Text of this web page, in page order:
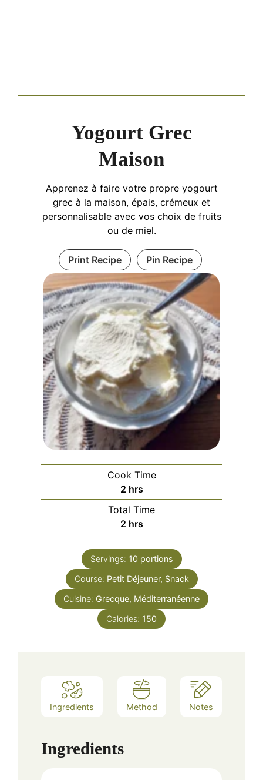
Yogourt Grec
Maison
Apprenez à faire votre propre yogourt
grec à la maison, épais, crémeux et
personnalisable avec vos choix de fruits
ou de miel.
Print Recipe Pin Recipe
Cook Time
2hours
hrs
Total Time
2hours
hrs
Servings: 10 portions
Course: Petit Déjeuner, Snack
Cuisine: Grecque, Méditerranéenne
Calories: 150
Ingredients Method Notes
Ingredients